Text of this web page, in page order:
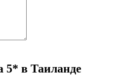
5* в Таиланде